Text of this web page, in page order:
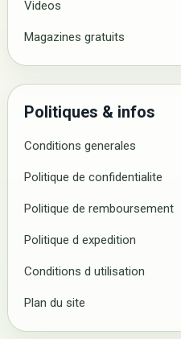
Videos
Magazines gratuits
Politiques & infos
Conditions generales
Politique de confidentialite
Politique de remboursement
Politique d expedition
Conditions d utilisation
Plan du site